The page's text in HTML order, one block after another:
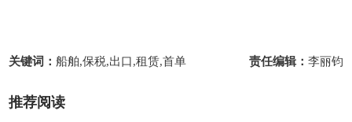
关键词：船舶,保税,出口,租赁,首单 责任编辑： 李丽钧
推荐阅读